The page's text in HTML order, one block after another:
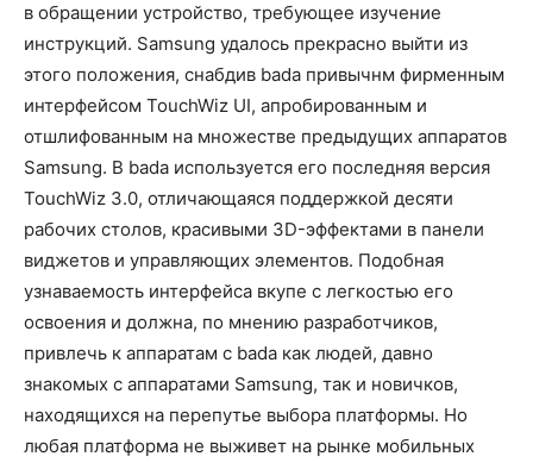
в обращении устройство, требующее изучение
инструкций. Samsung удалось прекрасно выйти из
этого положения, снабдив bada привычнм фирменным
интерфейсом TouchWiz UI, апробированным и
отшлифованным на множестве предыдущих аппаратов
Samsung. В bada используется его последняя версия
TouchWiz 3.0, отличающаяся поддержкой десяти
рабочих столов, красивыми 3D-эффектами в панели
виджетов и управляющих элементов. Подобная
узнаваемость интерфейса вкупе с легкостью его
освоения и должна, по мнению разработчиков,
привлечь к аппаратам с bada как людей, давно
знакомых с аппаратами Samsung, так и новичков,
находящихся на перепутье выбора платформы. Но
любая платформа не выживет на рынке мобильных